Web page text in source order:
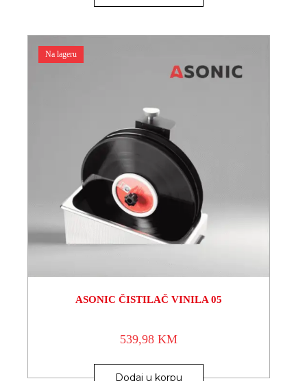
Na lageru
ASONIC ČISTILAČ VINILA 05
539,98KM
Dodaj u korpu